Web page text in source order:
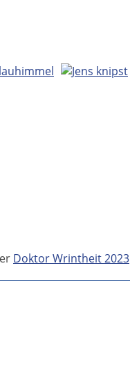
Doktor Wrintheit 2023